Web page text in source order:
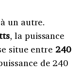
un autre.
, la puissance
situe entre 240
de 240